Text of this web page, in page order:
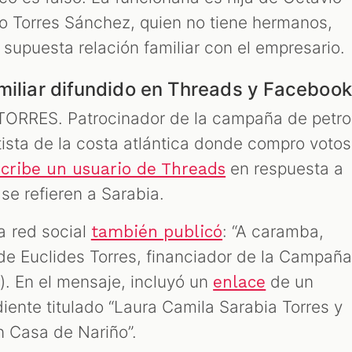
Torres Sánchez, quien no tiene hermanos,
relación familiar con el empresario.
difundido en Threads y Facebook
Patrocinador de la campaña de petro
de la costa atlántica donde compro votos
un usuario de Threads en respuesta a
refieren a Sarabia.
red social también publicó: “A caramba,
Euclides Torres, financiador de la Campaña
En el mensaje, incluyó un enlace de un
titulado “Laura Camila Sarabia Torres y
de Nariño”.